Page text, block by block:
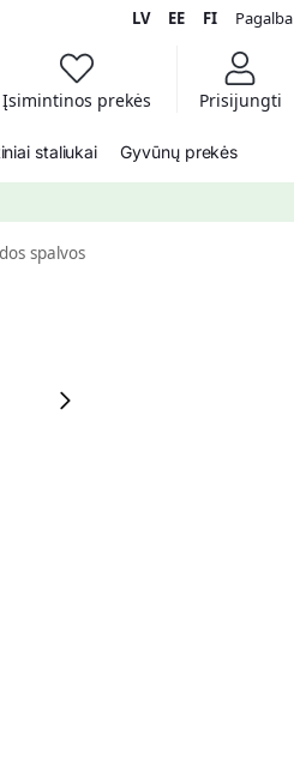
LV EE FI Pagalba
Įsimintinos prekės Prisijungti
staliukai Gyvūnų prekės
spalvos